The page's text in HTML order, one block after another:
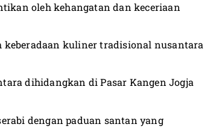
oleh kehangatan dan keceriaan
keberadaan kuliner tradisional nusantara
dihidangkan di Pasar Kangen Jogja
dengan paduan santan yang